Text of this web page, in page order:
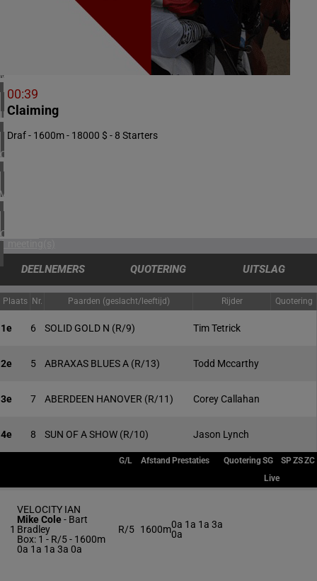
VERENIGD KONINKRIJK
4 meeting(s)
IERLAND
1 meeting(s)
CHILI
1 meeting(s)
VERENIGDE STATEN
3 meeting(s)
CANADA
1 meeting(s)
00:39
Claiming
Draf - 1600m - 18000 $ - 8 Starters
DEELNEMERS QUOTERING UITSLAG
Plaats Nr. Paarden (geslacht/leeftijd) Rijder Quotering
1e 6 SOLID GOLD N (R/9) Tim Tetrick
2e 5 ABRAXAS BLUES A (R/13) Todd Mccarthy
3e 7 ABERDEEN HANOVER (R/11) Corey Callahan
4e 8 SUN OF A SHOW (R/10) Jason Lynch
G/L Afstand Prestaties QuoteringSG SPZSZC
Live
1
VELOCITY IAN
Mike Cole- Bart
Bradley
Box: 1 - R/5 - 1600m
0a 1a 1a 3a 0a
R/5 1600m0a 1a 1a 3a
0a